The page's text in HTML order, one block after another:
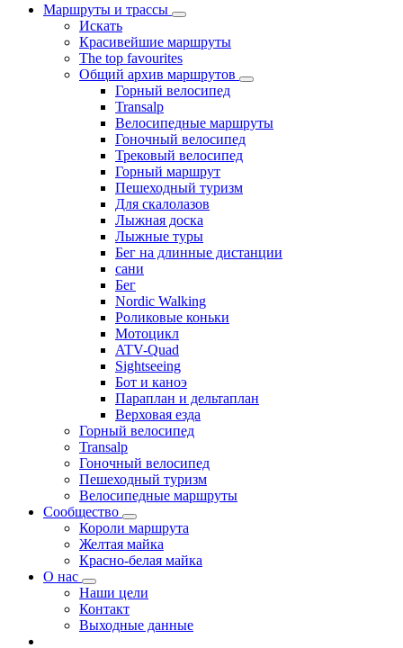
Маршруты и трассы
Искать
Красивейшие маршруты
The top favourites
Общий архив маршрутов
Горный велосипед
Transalp
Велосипедные маршруты
Гоночный велосипед
Трековый велосипед
Горный маршрут
Пешеходный туризм
Для скалолазов
Лыжная доска
Лыжные туры
Бег на длинные дистанции
сани
Бег
Nordic Walking
Роликовые коньки
Мотоцикл
ATV-Quad
Sightseeing
Бот и каноэ
Параплан и дельтаплан
Верховая езда
Горный велосипед
Transalp
Гоночный велосипед
Пешеходный туризм
Велосипедные маршруты
Сообщество
Короли маршрута
Желтая майка
Красно-белая майка
О нас
Наши цели
Контакт
Выходные данные